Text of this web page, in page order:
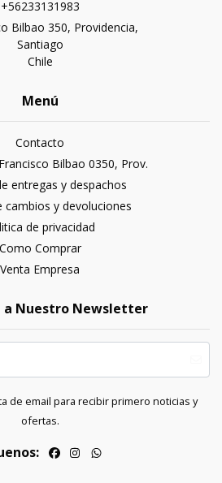
+56233131983
Bilbao 350, Providencia,
Santiago
Chile
Menú
Contacto
Bilbao 0350, Prov.
entregas y despachos
cambios y devoluciones
de privacidad
Como Comprar
Venta Empresa
a Nuestro Newsletter
de email para recibir primero noticias y
ofertas.